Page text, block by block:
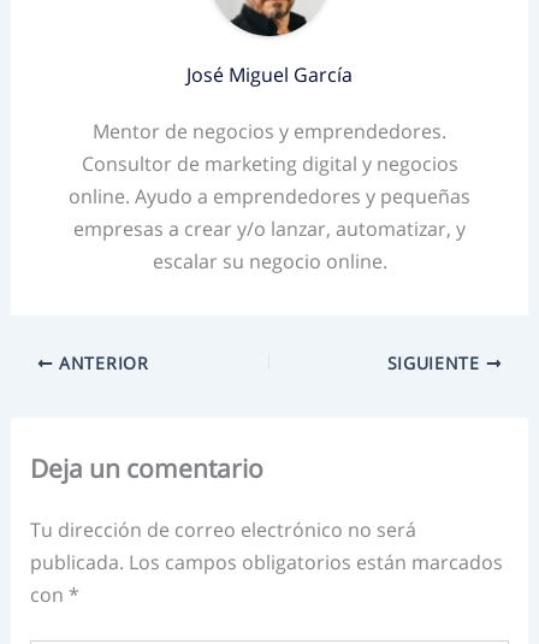
José Miguel García
Mentor de negocios y emprendedores.
Consultor de marketing digital y negocios
online. Ayudo a emprendedores y pequeñas
empresas a crear y/o lanzar, automatizar, y
escalar su negocio online.
ANTERIOR SIGUIENTE
Deja un comentario
Tu dirección de correo electrónico no será
publicada. Los campos obligatorios están marcados
con *